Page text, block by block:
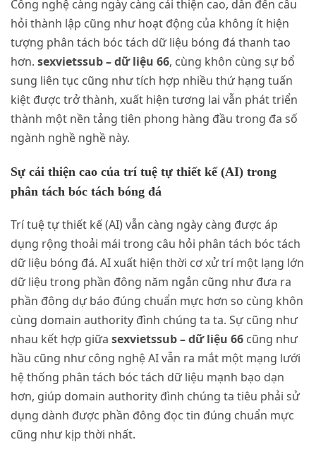
Công nghệ càng ngày càng cải thiện cao, dẫn đến câu
hỏi thành lập cũng như hoạt động của không ít hiện
tượng phân tách bóc tách dữ liệu bóng đá thanh tao
hơn. sexvietssub – dữ liệu 66, cùng khôn cùng sự bổ
sung liên tục cũng như tích hợp nhiều thứ hạng tuấn
kiệt được trở thành, xuất hiện tương lai vẫn phát triển
thành một nền tảng tiên phong hàng đầu trong đa số
ngành nghề nghề này.
Sự cải thiện cao của trí tuệ tự thiết kế (AI) trong
phân tách bóc tách bóng đá
Trí tuệ tự thiết kế (AI) vẫn càng ngày càng được áp
dụng rộng thoải mái trong câu hỏi phân tách bóc tách
dữ liệu bóng đá. AI xuất hiện thời cơ xử trí một lạng lớn
dữ liệu trong phần đông năm ngắn cũng như đưa ra
phần đông dự báo đúng chuẩn mực hơn so cùng khôn
cùng domain authority đình chúng ta ta. Sự cũng như
nhau kết hợp giữa sexvietssub – dữ liệu 66 cũng như
hầu cũng như công nghệ AI vẫn ra mắt một mạng lưới
hệ thống phân tách bóc tách dữ liệu mạnh bạo dạn
hơn, giúp domain authority đình chúng ta tiêu phải sử
dụng dành được phần đông đọc tin đúng chuẩn mực
cũng như kịp thời nhất.